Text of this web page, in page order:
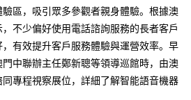
區，吸引眾多參觀者親身體驗。根據澳
不少偏好使用電話諮詢服務的長者客戶
有效提升客戶服務體驗與運營效率。早
門中聯辦主任鄭新聰等領導巡館時，由澳
專程視察展位，詳細了解智能語音機器